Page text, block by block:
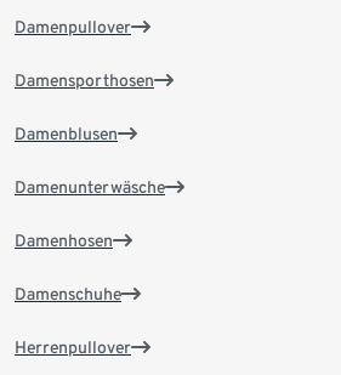
Damenpullover
Damensporthosen
Damenblusen
Damenunterwäsche
Damenhosen
Damenschuhe
Herrenpullover